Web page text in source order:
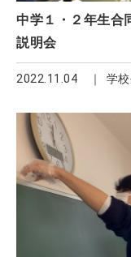
中学１・２年生合
説明会
2022.11.04 学